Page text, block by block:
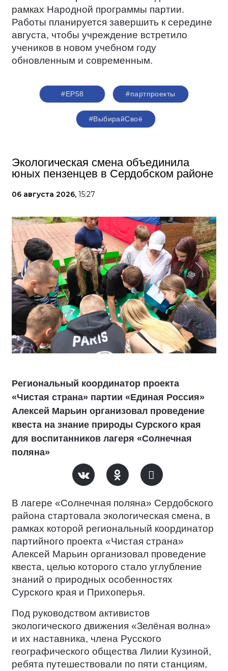
рамках Народной программы партии.
Работы планируется завершить к середине
августа, чтобы учреждение встретило
учеников в новом учебном году
обновленным и современным.
#ЕР58 #партпроекты
#ВыбирайСвоё
Экологическая смена объединила
юных пензенцев в Сердобском районе
06 августа 2026, 15:27
Региональный координатор проекта
«Чистая страна» партии «Единая Россия»
Алексей Марьин организовал проведение
квеста на знание природы Сурского края
для воспитанников лагеря «Солнечная
поляна»
В лагере «Солнечная поляна» Сердобского
района стартовала экологическая смена, в
рамках которой региональный координатор
партийного проекта «Чистая страна»
Алексей Марьин организовал проведение
квеста, целью которого стало углубление
знаний о природных особенностях
Сурского края и Прихоперья.
Под руководством активистов
экологического движения «Зелёная волна»
и их наставника, члена Русского
географического общества Лилии Кузиной,
ребята путешествовали по пяти станциям,